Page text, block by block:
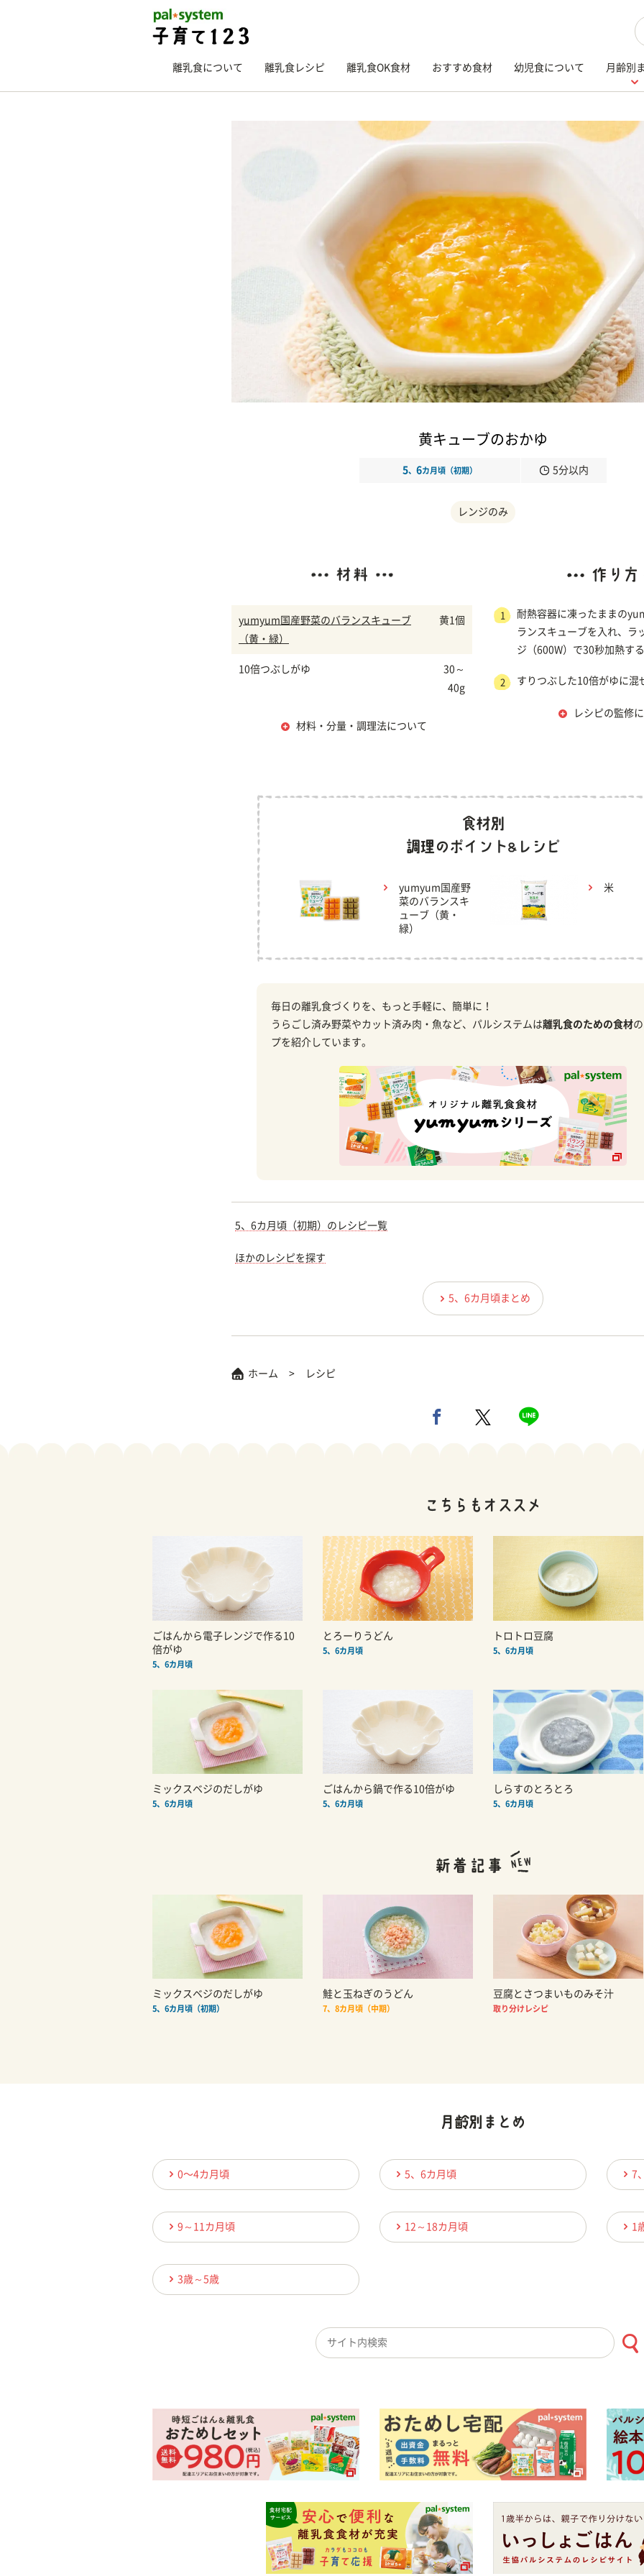
離乳食について 離乳食レシピ 離乳食OK食材 おすすめ食材 幼児食について 月齢別
黄キューブのおかゆ
5、 6カ月頃（初期） 5分以内
レンジのみ
yumyum国産野菜のバランスキューブ
（黄・緑）
黄1個
10倍つぶしがゆ
30～
40g
材料・分量・調理法について
1
耐熱容器に凍ったままの
ランスキューブを入れ、ラ
ジ（600W）で30秒加熱する
2 すりつぶした10倍がゆに混
レシピの監修
yumyum国産野
菜のバランスキ
ューブ（黄・
緑）
米
毎日の離乳食づくりを、もっと手軽に、簡単に！
うらごし済み野菜やカット済み肉・魚など、パルシステムは離乳食のための食材
プを紹介しています。
5、6カ月頃（初期）のレシピ一覧
ほかのレシピを探す
5、6カ月頃まとめ
ホーム レシピ
ごはんから電子レンジで作る10
倍がゆ
5、6カ月頃
とろーりうどん
5、6カ月頃
トロトロ豆腐
5、6カ月頃
ミックスベジのだしがゆ
5、6カ月頃
ごはんから鍋で作る10倍がゆ
5、6カ月頃
しらすのとろとろ
5、6カ月頃
ミックスベジのだしがゆ
5、6カ月頃（初期）
鮭と玉ねぎのうどん
7、8カ月頃（中期）
豆腐とさつまいものみそ汁
取り分けレシピ
0〜4カ月頃 5、6カ月頃 7
9～11カ月頃 12～18カ月頃 1
3歳～5歳
検索キーワード入力